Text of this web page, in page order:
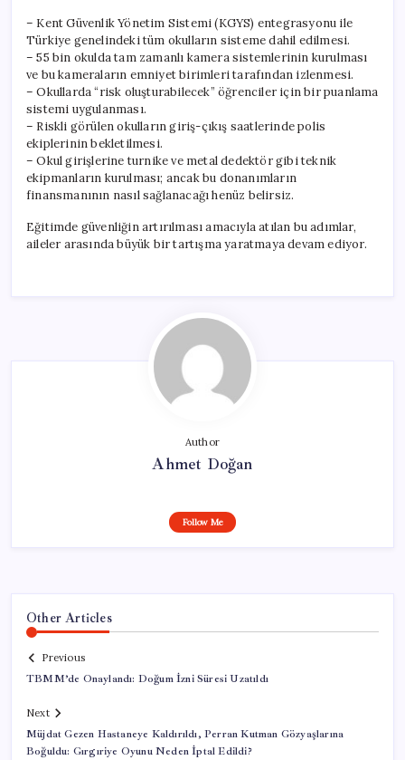
– Kent Güvenlik Yönetim Sistemi (KGYS) entegrasyonu ile
Türkiye genelindeki tüm okulların sisteme dahil edilmesi.
– 55 bin okulda tam zamanlı kamera sistemlerinin kurulması
ve bu kameraların emniyet birimleri tarafından izlenmesi.
– Okullarda “risk oluşturabilecek” öğrenciler için bir puanlama
sistemi uygulanması.
– Riskli görülen okulların giriş-çıkış saatlerinde polis
ekiplerinin bekletilmesi.
– Okul girişlerine turnike ve metal dedektör gibi teknik
ekipmanların kurulması; ancak bu donanımların
finansmanının nasıl sağlanacağı henüz belirsiz.
Eğitimde güvenliğin artırılması amacıyla atılan bu adımlar,
aileler arasında büyük bir tartışma yaratmaya devam ediyor.
Author
Ahmet Doğan
Follow Me
Other Articles
Previous
TBMM’de Onaylandı: Doğum İzni Süresi Uzatıldı
Next
Müjdat Gezen Hastaneye Kaldırıldı, Perran Kutman Gözyaşlarına
Boğuldu: Gırgıriye Oyunu Neden İptal Edildi?